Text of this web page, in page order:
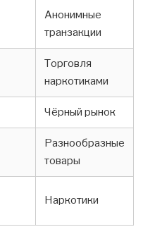
Анонимные
транзакции
Торговля
наркотиками
Чёрный рынок
Разнообразные
товары
Наркотики